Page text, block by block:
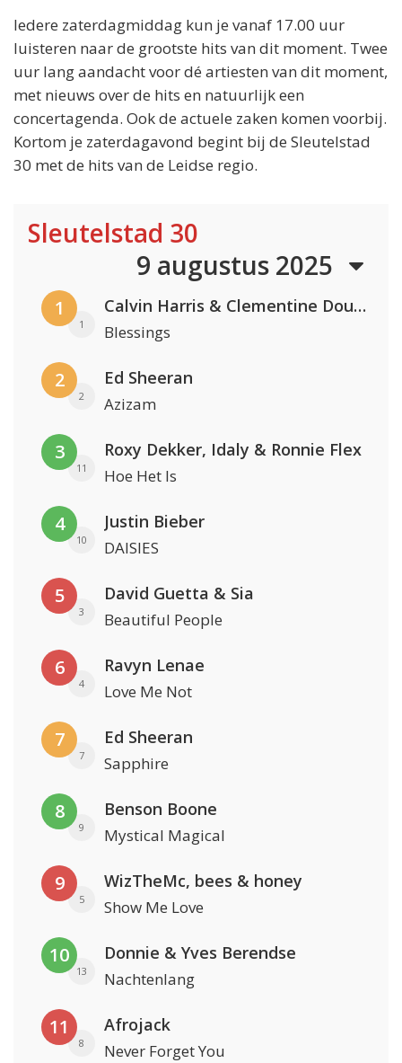
Iedere zaterdagmiddag kun je vanaf 17.00 uur
luisteren naar de grootste hits van dit moment. Twee
uur lang aandacht voor dé artiesten van dit moment,
met nieuws over de hits en natuurlijk een
concertagenda. Ook de actuele zaken komen voorbij.
Kortom je zaterdagavond begint bij de Sleutelstad
30 met de hits van de Leidse regio.
Sleutelstad 30
9 augustus 2025
1
1
Calvin Harris & Clementine Douglas
Blessings
2
2
Ed Sheeran
Azizam
3
11
Roxy Dekker, Idaly & Ronnie Flex
Hoe Het Is
4
10
Justin Bieber
DAISIES
5
3
David Guetta & Sia
Beautiful People
6
4
Ravyn Lenae
Love Me Not
7
7
Ed Sheeran
Sapphire
8
9
Benson Boone
Mystical Magical
9
5
WizTheMc, bees & honey
Show Me Love
10
13
Donnie & Yves Berendse
Nachtenlang
11
8
Afrojack
Never Forget You